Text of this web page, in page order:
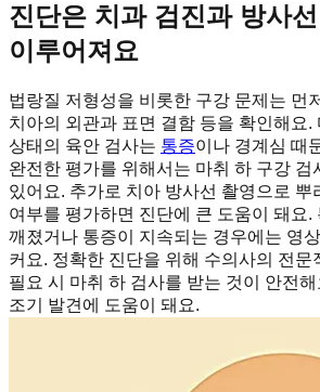
진단은 치과 검진과 방사
이루어져요
법랑질 저형성을 비롯한 구강 문제는 먼
치아의 외관과 표면 결함 등을 확인해요.
상태의 육안 검사는 통증이나 경계심 때
완전한 평가를 위해서는 마취 하 구강 검
있어요. 추가로 치아 방사선 촬영으로 뿌
여부를 평가하면 진단에 큰 도움이 돼요.
깨졌거나 통증이 지속되는 경우에는 영
커요. 정확한 진단을 위해 수의사의 전문
필요 시 마취 하 검사를 받는 것이 안전
조기 발견에 도움이 돼요.